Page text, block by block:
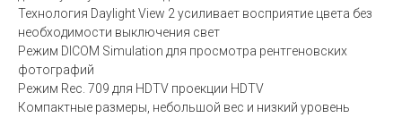
Технология Daylight View 2 усиливает восприятие цвета без
необходимости выключения свет
Режим DICOM Simulation для просмотра рентгеновских
фотографий
Режим Rec. 709 для HDTV проекции HDTV
Компактные размеры, небольшой вес и низкий уровень